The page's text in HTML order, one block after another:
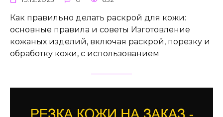
Как правильно делать раскрой для кожи:
основные правила и советы Изготовление
кожаных изделий, включая раскрой, порезку и
обработку кожи, с использованием